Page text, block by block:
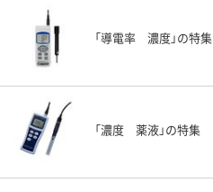
「導電率 濃度」の特集
「濃度 薬液」の特集